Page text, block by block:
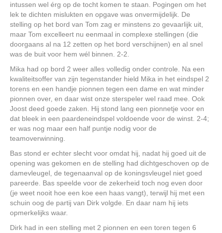
intussen wel érg op de tocht komen te staan. Pogingen om het
lek te dichten mislukten en opgave was onvermijdelijk. De
stelling op het bord van Tom zag er minstens zo gevaarlijk uit,
maar Tom excelleert nu eenmaal in complexe stellingen (die
doorgaans al na 12 zetten op het bord verschijnen) en al snel
was de buit voor hem wél binnen. 2-2.
Mika had op bord 2 weer alles volledig onder controle. Na een
kwaliteitsoffer van zijn tegenstander hield Mika in het eindspel 2
torens en een handje pionnen tegen een dame en wat minder
pionnen over, en daar wist onze sterspeler wel raad mee. Ook
Joost deed goede zaken. Hij stond lang een pionnetje voor en
dat bleek in een paardeneindspel voldoende voor de winst. 2-4;
er was nog maar een half puntje nodig voor de
teamoverwinning.
Bas stond er echter slecht voor omdat hij, nadat hij goed uit de
opening was gekomen en de stelling had dichtgeschoven op de
damevleugel, de tegenaanval op de koningsvleugel niet goed
pareerde. Bas speelde voor de zekerheid toch nog even door
(je weet nooit hoe een koe een haas vangt), terwijl hij met een
schuin oog de partij van Dirk volgde. En daar nam hij iets
opmerkelijks waar.
Dirk had in een stelling met 2 pionnen en een toren tegen 6